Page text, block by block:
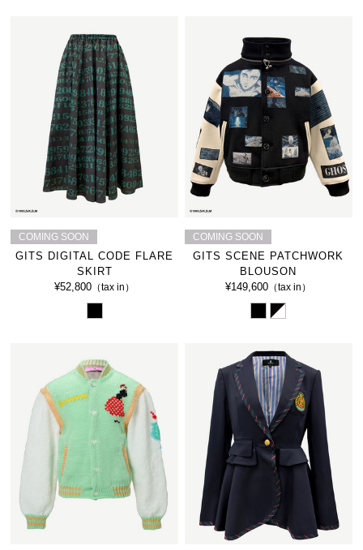
COMING SOON
GITS DIGITAL CODE FLARE
SKIRT
¥52,800 （tax in）
COMING SOON
GITS SCENE PATCHWORK
BLOUSON
¥149,600 （tax in）